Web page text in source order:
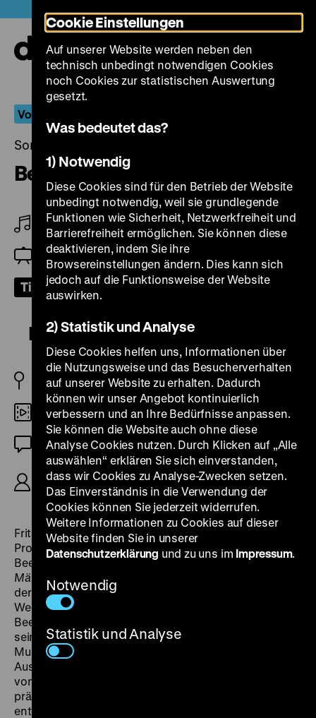
zum
Seiteninhalt
springen
Vom Klang bewegt
Sonntag, 03. Oktober 2021, 16.00 Uhr
Beethoven
Am Flügel: Richard Siedhoff
Einführung: Stephan Ahrens
Tickets
Beethoven
AT 1927
DCP
Stummfilm (deutsche ZT)
R: Hans Otto Löwenstein, K: Viktor Gluck, D: Fritz
Kortner, Lilian Gray, Dely Drexler, 75’
Fritz Kortner verkörperte in dieser aufwendigen
Produktion der Wiener Allianz-Film zum zweiten Mal
Beethoven. Bereits zehn Jahre zuvor hatte er inDer
Märtyrer seines Herzens
der Komponistenbiografie, die auch hier wichtige
Wegmarken der Erzählung bilden, durchlebt:
Beethovens Ankunft in Wien, seine unerwiderte Liebe,
seine Taubheit und die Triumphe sowie Niederlagen als
Musiker. Dabei nutzt Hans Otto Löwenstein
Ausschnitte aus dem Vorgängerfilm, um Passagen
vom jungen Beethoven (mit dem jungen Kortner) zu
präsentieren. Der Stummfilmpianist Richard Siedhoff
entwickelte für den Film einen neuen Score, für den er
Cookie Einstellungen
Auf unserer Website werden neben den
technisch unbedingt notwendigen Cookies
noch Cookies zur statistischen Auswertung
gesetzt.
Was bedeutet das?
1) Notwendig
Diese Cookies sind für den Betrieb der Website
unbedingt notwendig, weil sie grundlegende
Funktionen wie Sicherheit, Netzwerkfreiheit und
Barrierefreiheit ermöglichen. Sie können diese
deaktivieren, indem Sie ihre
Browsereinstellungen ändern. Dies kann sich
jedoch auf die Funktionsweise der Website
auswirken.
2) Statistik und Analyse
Diese Cookies helfen uns, Informationen über
die Nutzungsweise und das Besucherverhalten
auf unserer Website zu erhalten. Dadurch
können wir unser Angebot kontinuierlich
verbessern und an Ihre Bedürfnisse anpassen.
Sie können die Website auch ohne diese
Analyse Cookies nutzen. Durch Klicken auf „Alle
auswählen“ erklären Sie sich einverstanden,
dass wir Cookies zu Analyse-Zwecken setzen.
Das Einverständnis in die Verwendung der
Cookies können Sie jederzeit widerrufen.
Weitere Informationen zu Cookies auf dieser
Website finden Sie in unserer
Datenschutzerklärung und zu uns im Impressum.
Notwendig
Statistik und Analyse